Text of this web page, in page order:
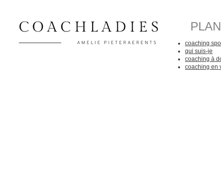
coaching
qui suis-je
coaching à
coaching en